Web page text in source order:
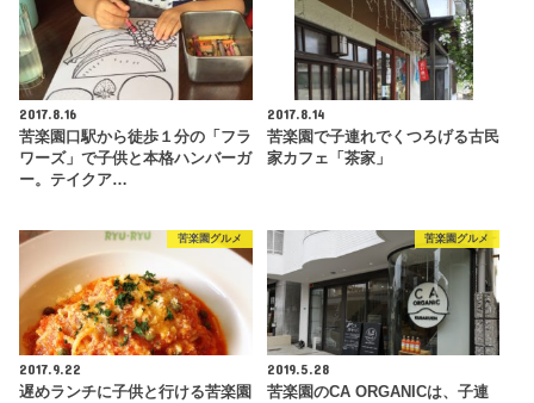
2017.8.16
苦楽園口駅から徒歩１分の「フラ
ワーズ」で子供と本格ハンバーガ
ー。テイクア…
2017.8.14
苦楽園で子連れでくつろげる古民
家カフェ「茶家」
苦楽園グルメ
2017.9.22
遅めランチに子供と行ける苦楽園
苦楽園グルメ
2019.5.28
苦楽園のCA ORGANICは、子連